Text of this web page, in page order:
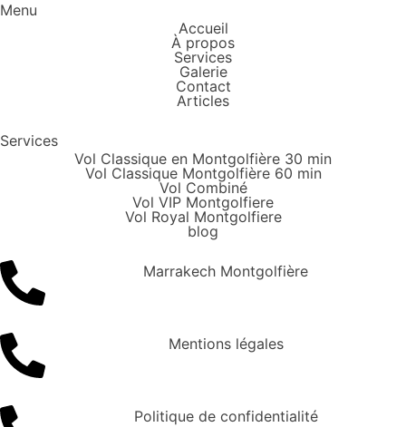
Menu
Accueil
À propos
Services
Galerie
Contact
Articles
Services
Vol Classique en Montgolfière 30 min
Vol Classique Montgolfière 60 min
Vol Combiné
Vol VIP Montgolfiere
Vol Royal Montgolfiere
blog
Marrakech Montgolfière
Mentions légales
Politique de confidentialité